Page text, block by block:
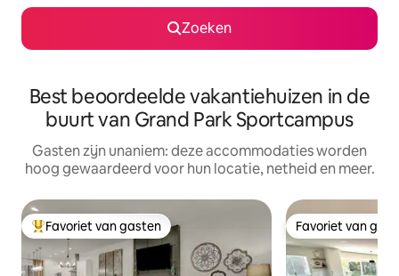
Zoeken
Best beoordeelde vakantiehuizen in de
buurt van Grand Park Sportcampus
Gasten zijn unaniem: deze accommodaties worden
hoog gewaardeerd voor hun locatie, netheid en meer.
Topfavoriet van gasten
Favoriet van gasten Favoriet van
Favoriet van